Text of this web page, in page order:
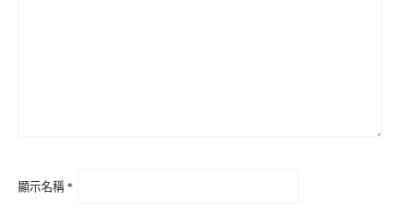
顯示名稱 *